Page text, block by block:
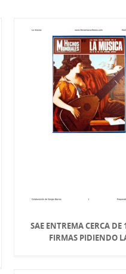
SAE ENTREMA CERCA DE
FIRMAS PIDIENDO